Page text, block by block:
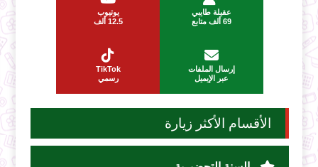
عقيلة طايبي
69 ألف متابع
يوتيوب
12.5 ألف
إرسال الملفات
عبر الإيميل
TikTok
رسمي
الأقسام الأكثر زيارة